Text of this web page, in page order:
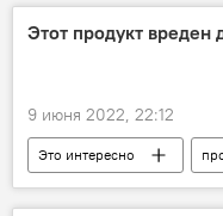
Этот продукт вреден
9 июня 2022, 22:12
Это интересно
здоровье
врач